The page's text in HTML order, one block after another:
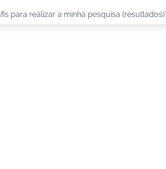
para realizar a minha pesquisa